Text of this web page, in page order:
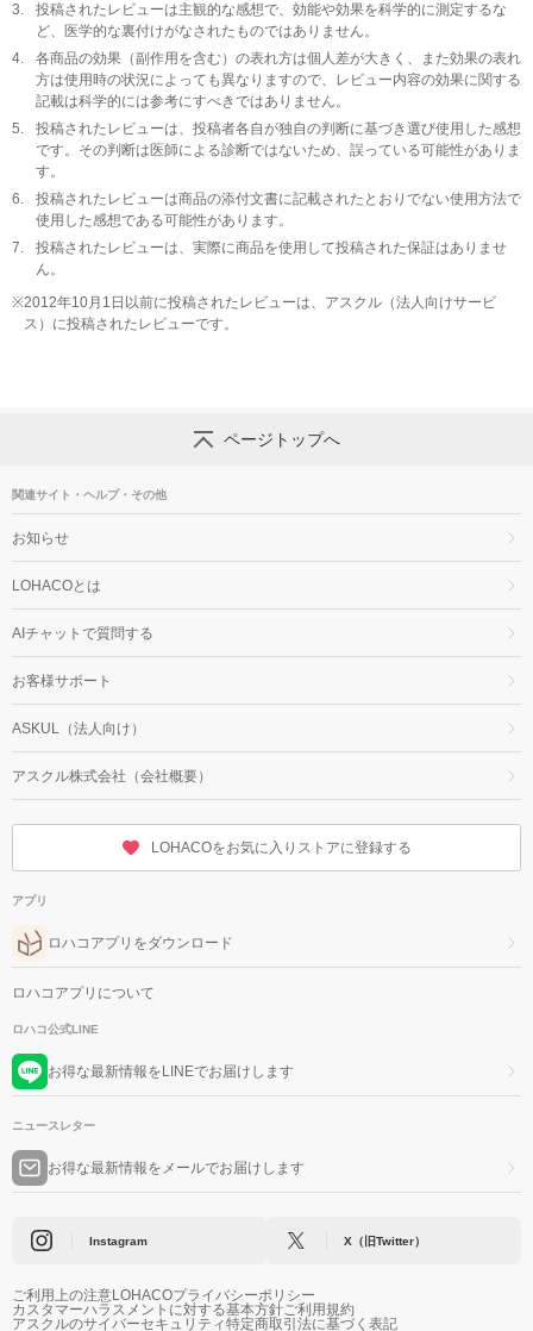
3.
投稿されたレビューは主観的な感想で、効能や効果を科学的に測定するな
ど、医学的な裏付けがなされたものではありません。
4.
各商品の効果（副作用を含む）の表れ方は個人差が大きく、また効果の表れ
方は使用時の状況によっても異なりますので、レビュー内容の効果に関する
記載は科学的には参考にすべきではありません。
5.
投稿されたレビューは、投稿者各自が独自の判断に基づき選び使用した感想
です。その判断は医師による診断ではないため、誤っている可能性がありま
す。
6.
投稿されたレビューは商品の添付文書に記載されたとおりでない使用方法で
使用した感想である可能性があります。
7.
投稿されたレビューは、実際に商品を使用して投稿された保証はありませ
ん。
※2012年10月1日以前に投稿されたレビューは、アスクル（法人向けサービ
ス）に投稿されたレビューです。
ページトップへ
関連サイト・ヘルプ・その他
お知らせ
LOHACOとは
AIチャットで質問する
お客様サポート
ASKUL（法人向け）
アスクル株式会社（会社概要）
LOHACOをお気に入りストアに登録する
アプリ
ロハコアプリをダウンロード
ロハコアプリについて
ロハコ公式LINE
お得な最新情報をLINEでお届けします
ニュースレター
お得な最新情報をメールでお届けします
Instagram X（旧Twitter）
ご利用上の注意LOHACOプライバシーポリシー
カスタマーハラスメントに対する基本方針ご利用規約
アスクルのサイバーセキュリティ特定商取引法に基づく表記